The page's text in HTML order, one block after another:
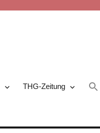
THG-Zeitung